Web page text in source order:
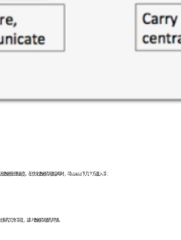
据处理速度。在优化数据存储结构时，可以从以下几个方面入手：
的冗余字段，减少数据存储的开销。